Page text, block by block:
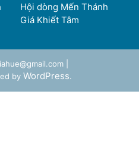
Hội dòng Mến Thánh
Giá Khiết Tâm
|
by WordPress.